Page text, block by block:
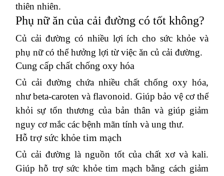
thiên nhiên.
Phụ nữ ăn của cải đường có tốt không?
Củ cải đường có nhiều lợi ích cho sức khỏe và
phụ nữ có thể hưởng lợi từ việc ăn củ cải đường.
Cung cấp chất chống oxy hóa
Củ cải đường chứa nhiều chất chống oxy hóa,
như beta-caroten và flavonoid. Giúp bảo vệ cơ thể
khỏi sự tổn thương của bản thân và giúp giảm
nguy cơ mắc các bệnh mãn tính và ung thư.
Hỗ trợ sức khỏe tim mạch
Củ cải đường là nguồn tốt của chất xơ và kali.
Giúp hỗ trợ sức khỏe tim mạch bằng cách giảm